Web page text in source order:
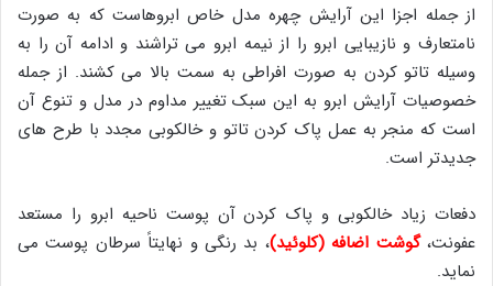
از جمله اجزا این آرایش چهره مدل خاص ابروهاست که به صورت
نامتعارف و نازیبایی ابرو را از نیمه ابرو می تراشند و ادامه آن را به
وسیله تاتو کردن به صورت افراطی به سمت بالا می کشند. از جمله
خصوصیات آرایش ابرو به این سبک تغییر مداوم در مدل و تنوع آن
است که منجر به عمل پاک کردن تاتو و خالکوبی مجدد با طرح های
جدیدتر است.
دفعات زیاد خالکوبی و پاک کردن آن پوست ناحیه ابرو را مستعد
عفونت،گوشت اضافه (کلوئید)، بد رنگی و نهایتاً سرطان پوست می
نماید.